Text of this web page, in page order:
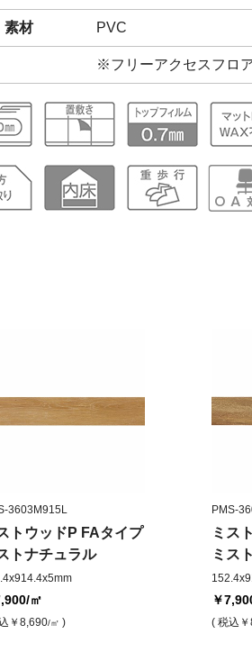
素材 PVC
※フリーアクセスフロ
3603M915L
トウッドP FAタイプ
トナチュラル
/㎡
￥8,690/㎡ )
PMS-
ミス
ミス
￥
( 税込